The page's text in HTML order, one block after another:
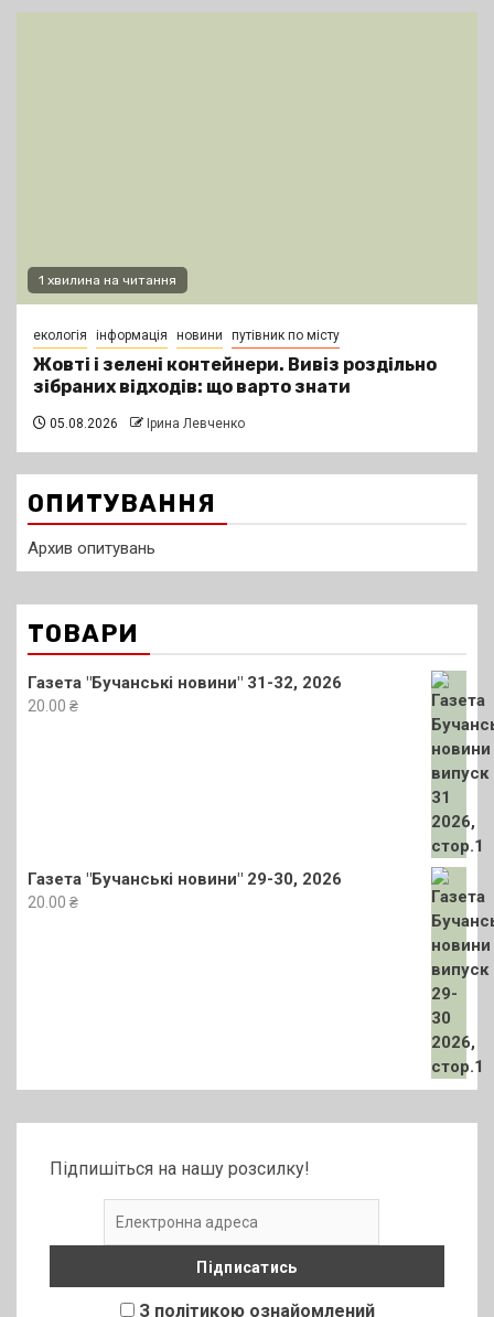
1 хвилина на читання
екологія інформація новини путівник по місту
Жовті і зелені контейнери. Вивіз роздільно
зібраних відходів: що варто знати
05.08.2026 Ірина Левченко
ОПИТУВАННЯ
Архив опитувань
ТОВАРИ
Газета "Бучанські новини" 31-32, 2026
20.00 ₴
Газета "Бучанські новини" 29-30, 2026
20.00 ₴
Підпишіться на нашу розсилку!
З політикою ознайомлений